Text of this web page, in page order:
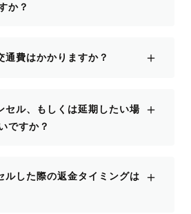
か？
通費はかかりますか？ ＋
セル、もしくは延期したい場
ですか？
＋
ルした際の返金タイミングは
＋